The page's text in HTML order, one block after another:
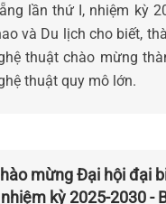
lần thứ I, nhiệm kỳ
và Du lịch cho biết,
thuật chào mừng
thuật quy mô lớn.
mừng Đại hội đại
nhiệm kỳ 2025-2030 -